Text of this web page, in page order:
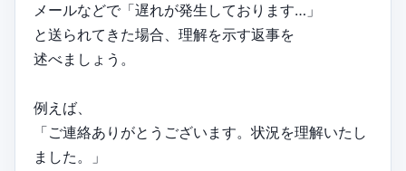
メールなどで「遅れが発生しております…」
と送られてきた場合、理解を示す返事を
述べましょう。
例えば、
「ご連絡ありがとうございます。状況を理解いたし
ました。」